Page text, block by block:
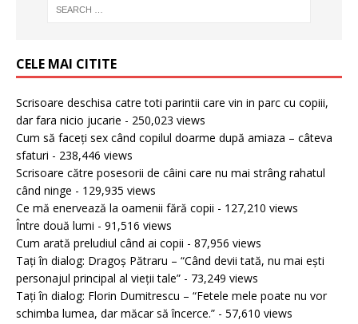
CELE MAI CITITE
Scrisoare deschisa catre toti parintii care vin in parc cu copiii,
dar fara nicio jucarie - 250,023 views
Cum să faceți sex când copilul doarme după amiaza – câteva
sfaturi - 238,446 views
Scrisoare către posesorii de câini care nu mai strâng rahatul
când ninge - 129,935 views
Ce mă enervează la oamenii fără copii - 127,210 views
Între două lumi - 91,516 views
Cum arată preludiul când ai copii - 87,956 views
Tați în dialog: Dragoș Pătraru – “Când devii tată, nu mai ești
personajul principal al vieții tale” - 73,249 views
Tați în dialog: Florin Dumitrescu – “Fetele mele poate nu vor
schimba lumea, dar măcar să încerce.” - 57,610 views